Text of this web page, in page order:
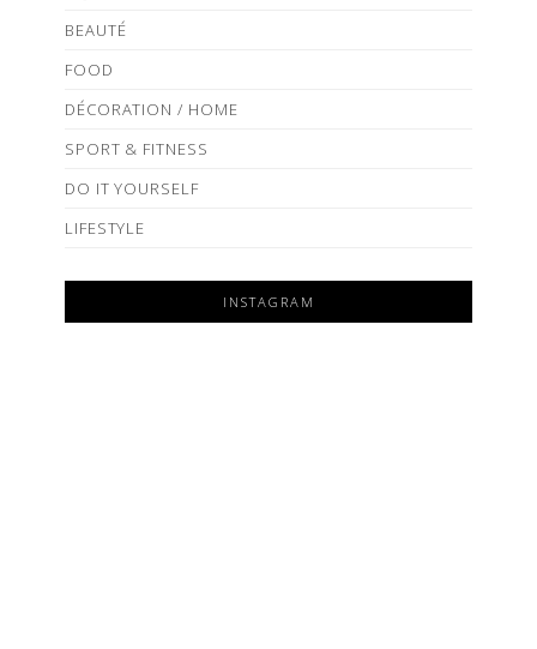
BEAUTÉ
FOOD
DÉCORATION / HOME
SPORT & FITNESS
DO IT YOURSELF
LIFESTYLE
INSTAGRAM